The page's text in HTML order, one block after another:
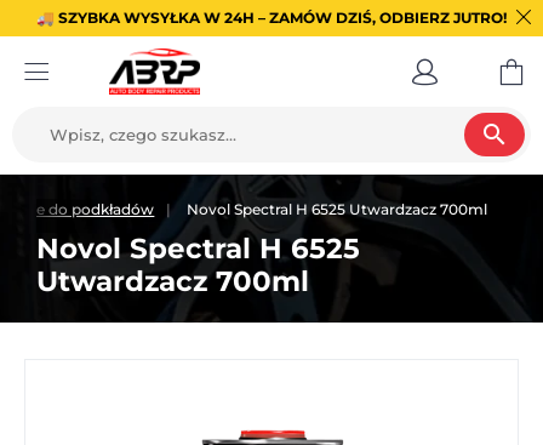
🚚 SZYBKA WYSYŁKA W 24H – ZAMÓW DZIŚ, ODBIERZ JUTRO!
search
do podkładów Novol Spectral H 6525 Utwardzacz 700ml
Novol Spectral H 6525
Utwardzacz 700ml